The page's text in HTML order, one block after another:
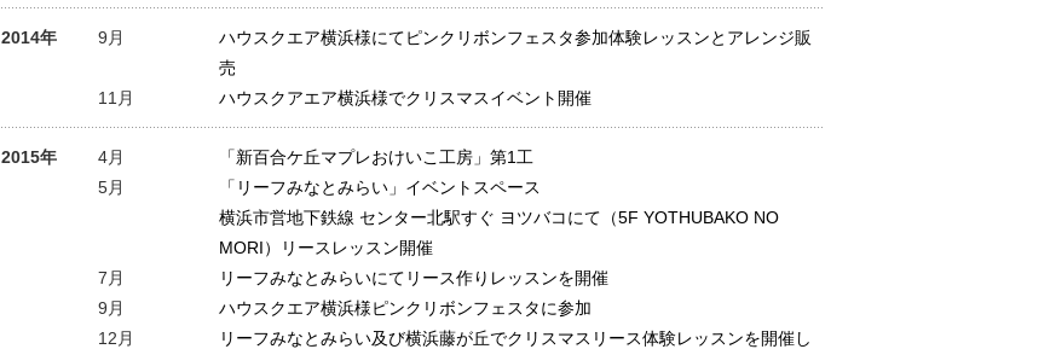
2014年 9月
ハウスクエア横浜様にてピンクリボンフェスタ参加体験レッスンとアレンジ販
売
11月
ハウスクアエア横浜様でクリスマスイベント開催
2015年 4月
「新百合ケ丘マプレおけいこ工房」第1工
5月
「リーフみなとみらい」イベントスペース
横浜市営地下鉄線 センター北駅すぐ ヨツバコにて（5F YOTHUBAKO NO
MORI）リースレッスン開催
7月
リーフみなとみらいにてリース作りレッスンを開催
9月
ハウスクエア横浜様ピンクリボンフェスタに参加
12月
リーフみなとみらい及び横浜藤が丘でクリスマスリース体験レッスンを開催し